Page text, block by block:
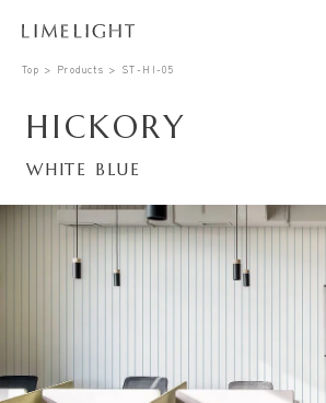
Top Products ST-HI-05
HICKORY
WHITE BLUE